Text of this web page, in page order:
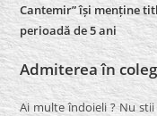
Cantemir” își menține
perioadă de 5 ani
Admiterea în
Ai multe îndoieli ? Nu